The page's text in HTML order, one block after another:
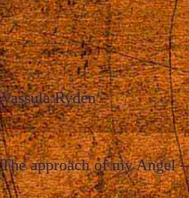
Vassula Rydén–
The approach of my Angel